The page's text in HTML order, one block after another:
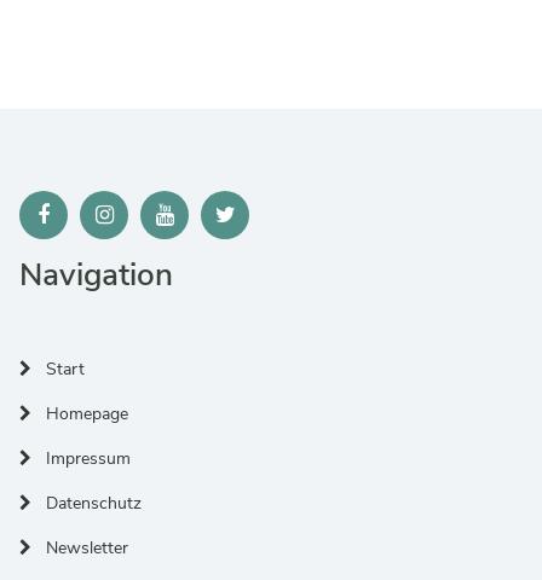
Navigation
Start
Homepage
Impressum
Datenschutz
Newsletter